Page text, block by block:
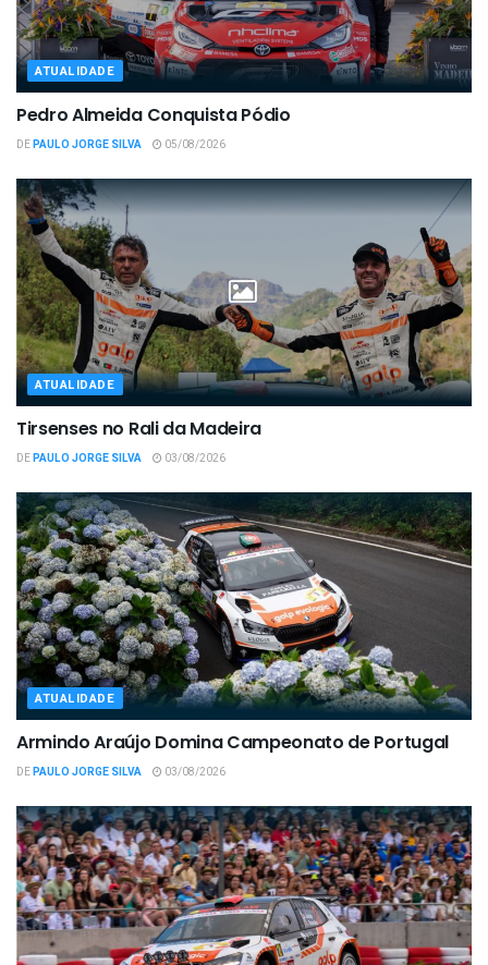
ATUALIDADE
Pedro Almeida Conquista Pódio
DEPAULO JORGE SILVA 05/08/2026
ATUALIDADE
Tirsenses no Rali da Madeira
DEPAULO JORGE SILVA 03/08/2026
ATUALIDADE
Armindo Araújo Domina Campeonato de Portugal
DEPAULO JORGE SILVA 03/08/2026